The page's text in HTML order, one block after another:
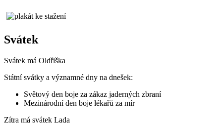
Svátek
Svátek má Oldřiška
Státní svátky a významné dny na dnešek:
Světový den boje za zákaz jaderných zbraní
Mezinárodní den boje lékařů za mír
Zítra má svátek Lada